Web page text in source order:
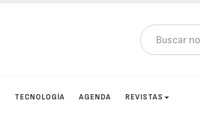
TECNOLOGÍA AGENDA REVISTAS